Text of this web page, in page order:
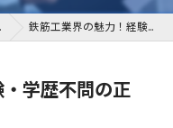
鉄筋工業界の魅力！経験・学歴不問の正社員募集
学歴不問の正